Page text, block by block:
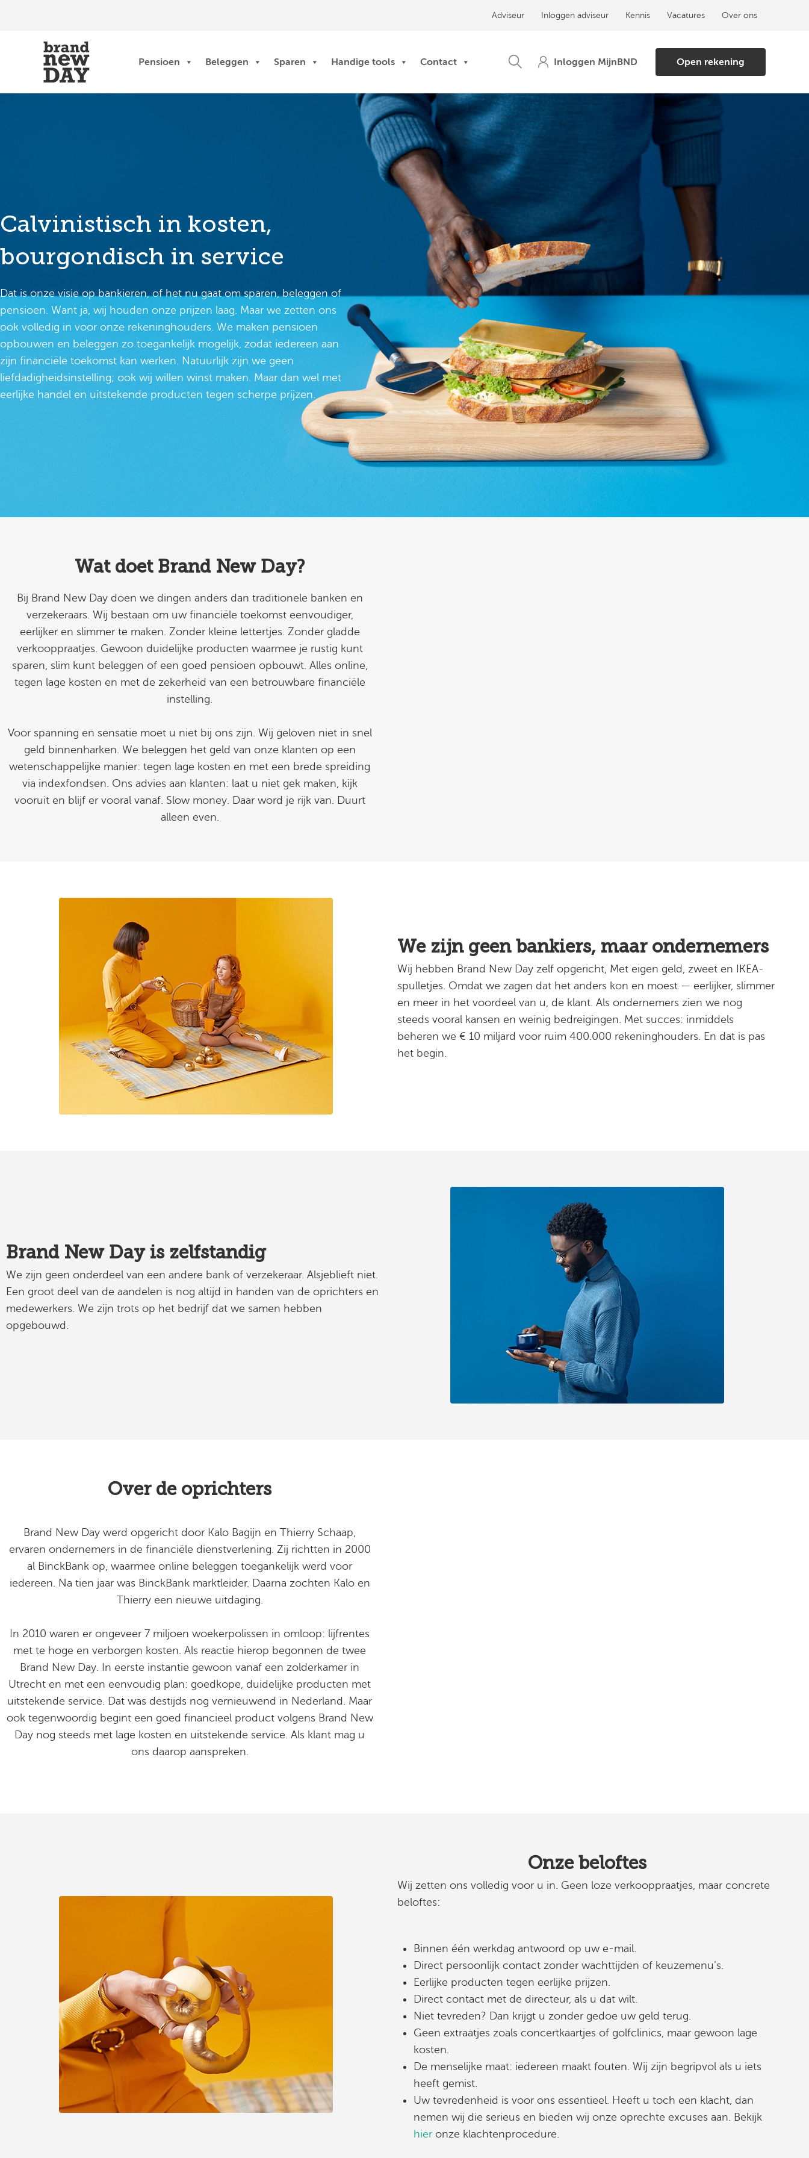
Adviseur Inloggen adviseur Kennis Vacatures Over ons
Pensioen Beleggen Sparen Handige tools Contact Open rekening
Calvinistisch in kosten,
bourgondisch in service
Dat is onze visie op bankieren, of het nu gaat om sparen, beleggen of
pensioen. Want ja, wij houden onze prijzen laag. Maar we zetten ons
ook volledig in voor onze rekeninghouders. We maken pensioen
opbouwen en beleggen zo toegankelijk mogelijk, zodat iedereen aan
zijn financiële toekomst kan werken. Natuurlijk zijn we geen
liefdadigheidsinstelling; ook wij willen winst maken. Maar dan wel met
eerlijke handel en uitstekende producten tegen scherpe prijzen.
Wat doet Brand New Day?
Bij Brand New Day doen we dingen anders dan traditionele banken en
verzekeraars. Wij bestaan om uw financiële toekomst eenvoudiger,
eerlijker en slimmer te maken. Zonder kleine lettertjes. Zonder gladde
verkooppraatjes. Gewoon duidelijke producten waarmee je rustig kunt
sparen, slim kunt beleggen of een goed pensioen opbouwt. Alles online,
tegen lage kosten en met de zekerheid van een betrouwbare financiële
instelling.
Voor spanning en sensatie moet u niet bij ons zijn. Wij geloven niet in snel
geld binnenharken. We beleggen het geld van onze klanten op een
wetenschappelijke manier: tegen lage kosten en met een brede spreiding
via indexfondsen. Ons advies aan klanten: laat u niet gek maken, kijk
vooruit en blijf er vooral vanaf. Slow money. Daar word je rijk van. Duurt
alleen even.
We zijn geen bankiers, maar ondernemers
Wij hebben Brand New Day zelf opgericht, Met eigen geld, zweet en IKEA-
spulletjes. Omdat we zagen dat het anders kon en moest — eerlijker, slimmer
en meer in het voordeel van u, de klant. Als ondernemers zien we nog
steeds vooral kansen en weinig bedreigingen. Met succes: inmiddels
beheren we € 10 miljard voor ruim 400.000 rekeninghouders. En dat is pas
het begin.
Brand New Day is zelfstandig
We zijn geen onderdeel van een andere bank of verzekeraar. Alsjeblieft niet.
Een groot deel van de aandelen is nog altijd in handen van de oprichters en
medewerkers. We zijn trots op het bedrijf dat we samen hebben
opgebouwd.
Over de oprichters
Brand New Day werd opgericht door Kalo Bagijn en Thierry Schaap,
ervaren ondernemers in de financiële dienstverlening. Zij richtten in 2000
al BinckBank op, waarmee online beleggen toegankelijk werd voor
iedereen. Na tien jaar was BinckBank marktleider. Daarna zochten Kalo en
Thierry een nieuwe uitdaging.
In 2010 waren er ongeveer 7 miljoen woekerpolissen in omloop: lijfrentes
met te hoge en verborgen kosten. Als reactie hierop begonnen de twee
Brand New Day. In eerste instantie gewoon vanaf een zolderkamer in
Utrecht en met een eenvoudig plan: goedkope, duidelijke producten met
uitstekende service. Dat was destijds nog vernieuwend in Nederland. Maar
ook tegenwoordig begint een goed financieel product volgens Brand New
Day nog steeds met lage kosten en uitstekende service. Als klant mag u
ons daarop aanspreken.
Onze beloftes
Wij zetten ons volledig voor u in. Geen loze verkooppraatjes, maar concrete
beloftes:
Binnen één werkdag antwoord op uw e-mail.
Direct persoonlijk contact zonder wachttijden of keuzemenu’s.
Eerlijke producten tegen eerlijke prijzen.
Direct contact met de directeur, als u dat wilt.
Niet tevreden? Dan krijgt u zonder gedoe uw geld terug.
Geen extraatjes zoals concertkaartjes of golfclinics, maar gewoon lage
kosten.
De menselijke maat: iedereen maakt fouten. Wij zijn begripvol als u iets
heeft gemist.
Uw tevredenheid is voor ons essentieel. Heeft u toch een klacht, dan
nemen wij die serieus en bieden wij onze oprechte excuses aan. Bekijk
hier onze klachtenprocedure.